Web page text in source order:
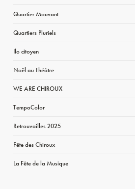
Quartier Mouvant
Quartiers Pluriels
Ilo citoyen
Noël au Théâtre
WE ARE CHIROUX
TempoColor
Retrouvailles 2025
Fête des Chiroux
La Fête de la Musique